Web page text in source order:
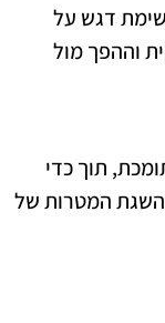
שימת דגש על
וההפך מול
תוך כדי
להשגת המטרות של